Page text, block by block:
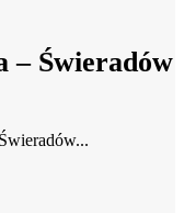
– Świeradów